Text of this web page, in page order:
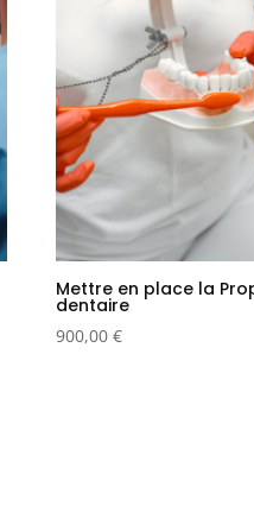
Mettre en place la
dentaire
900,00€